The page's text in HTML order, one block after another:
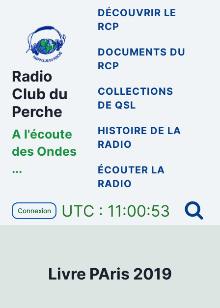
contenu
Radio
Club du
Perche
A l'écoute
des Ondes
...
DÉCOUVRIR LE
RCP
DOCUMENTS DU
RCP
COLLECTIONS
DE QSL
HISTOIRE DE LA
RADIO
ÉCOUTER LA
RADIO
Connexion UTC : 11:00:53
Livre PAris 2019